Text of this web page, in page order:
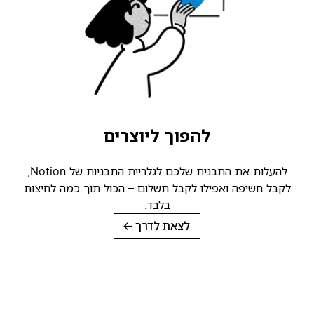
להפוך ליוצרים
להעלות את התבנית שלכם לגלריית התבניות של Notion,
לקבל חשיפה ואפילו לקבל תשלום – הכול תוך כמה לחיצות
בלבד.
לצאת לדרך→